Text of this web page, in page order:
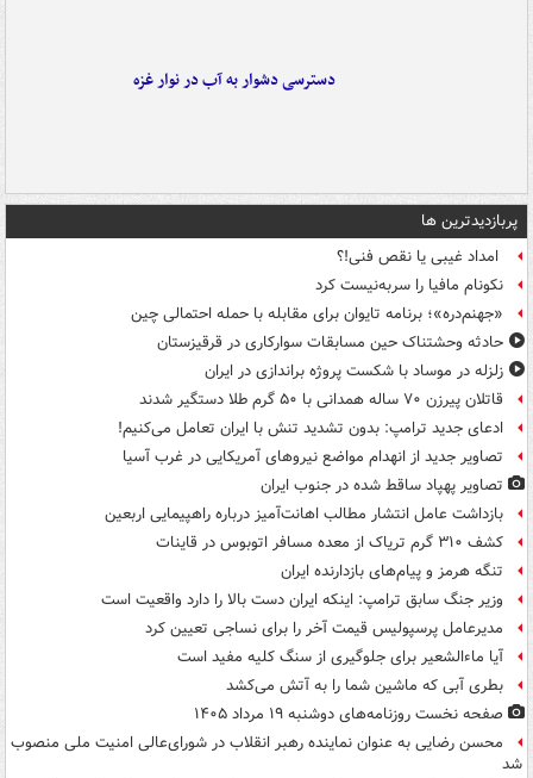
دسترسی دشوار به آب در نوار غزه
پربازدیدترین ها
امداد غیبی یا نقص فنی!؟
نکونام مافیا را سربه‌نیست کرد
«جهنم‌دره»؛ برنامه تایوان برای مقابله با حمله احتمالی چین
حادثه وحشتناک حین مسابقات سوارکاری در قرقیزستان
زلزله در موساد با شکست پروژه براندازی در ایران
قاتلان پیرزن ۷۰ ساله همدانی با ۵۰ گرم طلا دستگیر شدند
ادعای جدید ترامپ: بدون تشدید تنش با ایران تعامل می‌کنیم!
تصاویر جدید از انهدام مواضع نیروهای آمریکایی در غرب آسیا
تصاویر پهپاد ساقط شده در جنوب ایران
بازداشت عامل انتشار مطالب اهانت‌آمیز درباره راهپیمایی اربعین
کشف ۳۱۰ گرم تریاک از معده مسافر اتوبوس در قاینات
تنگه هرمز و پیام‌های بازدارنده ایران
وزیر جنگ سابق ترامپ: اینکه ایران دست بالا را دارد واقعیت است
مدیرعامل پرسپولیس قیمت آخر را برای نساجی تعیین کرد
آیا ماءالشعیر برای جلوگیری از سنگ کلیه مفید است
بطری آبی که ماشین شما را به آتش می‌کشد
صفحه نخست روزنامه‌های دوشنبه ۱۹ مرداد ۱۴۰۵
محسن رضایی به عنوان نماینده رهبر انقلاب در شورای‌عالی امنیت ملی منصوب
شد